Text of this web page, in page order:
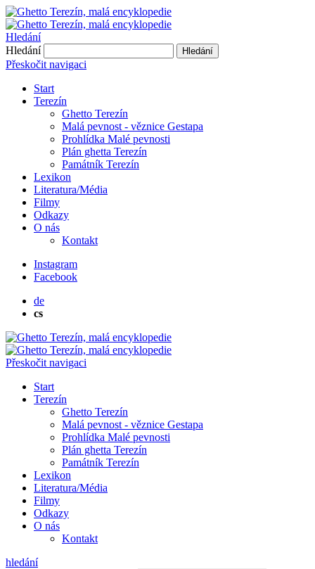
Hledání
Hledání
Hledání
Přeskočit navigaci
Start
Terezín
Ghetto Terezín
Malá pevnost - věznice Gestapa
Prohlídka Malé pevnosti
Plán ghetta Terezín
Památník Terezín
Lexikon
Literatura/Média
Filmy
Odkazy
O nás
Kontakt
Instagram
Facebook
de
cs
Přeskočit navigaci
Start
Terezín
Ghetto Terezín
Malá pevnost - věznice Gestapa
Prohlídka Malé pevnosti
Plán ghetta Terezín
Památník Terezín
Lexikon
Literatura/Média
Filmy
Odkazy
O nás
Kontakt
hledání